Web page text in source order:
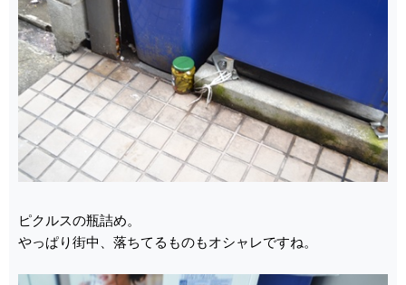
ピクルスの瓶詰め。
やっぱり街中、落ちてるものもオシャレですね。